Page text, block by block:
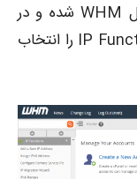
در این خصوص ابتدا باید وارد کنترل پنل WHM شده و در
لیست گزینه های سمت چپ منوی IP Functions را انتخاب